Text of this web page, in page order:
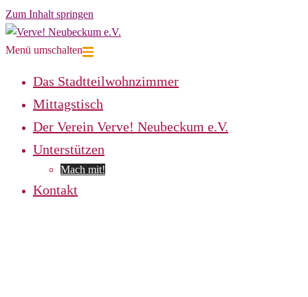
Zum Inhalt springen
Menü umschalten
Das Stadtteilwohnzimmer
Mittagstisch
Der Verein Verve! Neubeckum e.V.
Unterstützen
Mach mit!
Kontakt